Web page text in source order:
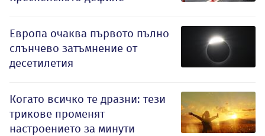
Европа очаква първото пълно
слънчево затъмнение от
десетилетия
Когато всичко те дразни: тези
трикове променят
настроението за минути